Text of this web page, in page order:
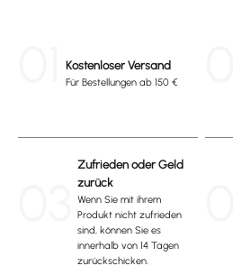
Kostenloser Versand
Für Bestellungen ab 150 €
Zufrieden oder Geld
zurück
Wenn Sie mit ihrem
Produkt nicht zufrieden
sind, können Sie es
innerhalb von 14 Tagen
zurückschicken.